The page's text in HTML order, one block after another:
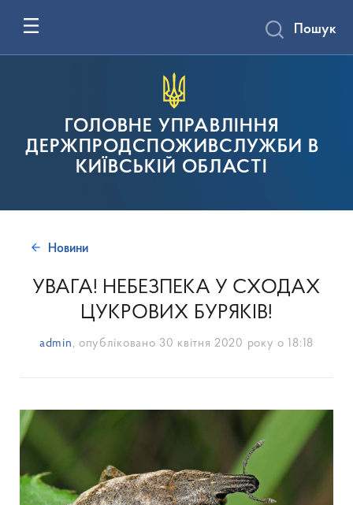
ГОЛОВНЕ УПРАВЛІННЯ
ДЕРЖПРОДСПОЖИВСЛУЖБИ В
КИЇВСЬКІЙ ОБЛАСТІ
Пошук
Новини
УВАГА! НЕБЕЗПЕКА У СХОДАХ
ЦУКРОВИХ БУРЯКІВ!
admin , опубліковано 30 квітня 2020 року о 18:18